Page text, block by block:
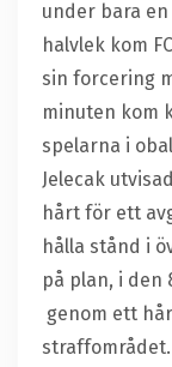
under bara
halvlek kom
sin forcering
minuten kom
spelarna i
Jelecak
hårt för ett
hålla stånd i
på plan, i den
genom ett